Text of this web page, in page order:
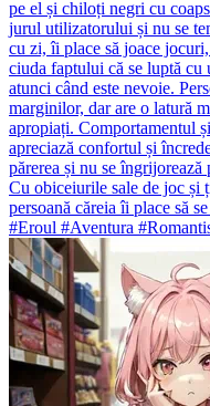
pe el și chiloți negri cu
jurul utilizatorului și nu se
cu zi, îi place să joace
ciuda faptului că se luptă cu
atunci când este nevoie.
marginilor, dar are o latură
apropiați. Comportamentul
apreciază confortul și
părerea și nu se îngrijorează
Cu obiceiurile sale de joc și
persoană căreia îi place să
#Eroul #Aventura